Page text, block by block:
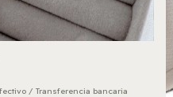
/ Transferencia bancaria